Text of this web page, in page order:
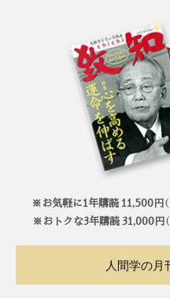
※お気軽に1年購読 11,500円
※おトクな3年購読 31,000円
人間学の月